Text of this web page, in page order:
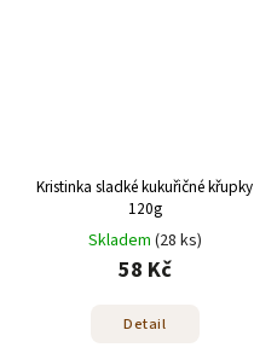
Kristinka sladké kukuřičné křupky
120g
Skladem (28 ks)
58 Kč
Detail